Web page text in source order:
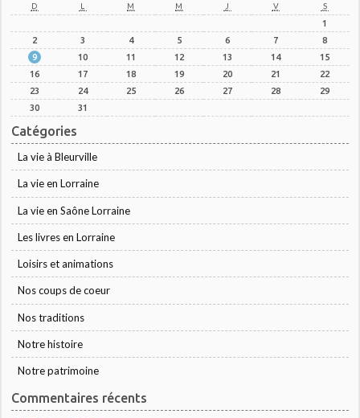
D L M M J V S
1
2
3 4 5 6 7
8
9
10 11 12 13 14
15
16
17 18 19 20 21
22
23
24 25 26 27 28
29
30
31
Catégories
La vie à Bleurville
La vie en Lorraine
La vie en Saône Lorraine
Les livres en Lorraine
Loisirs et animations
Nos coups de coeur
Nos traditions
Notre histoire
Notre patrimoine
Commentaires récents